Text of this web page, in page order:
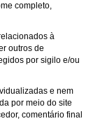
completo,
à
outros de
por sigilo e/ou
e nem
por meio do site
comentário final